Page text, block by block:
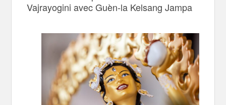
Vajrayogini avec Guèn-la Kelsang Jampa